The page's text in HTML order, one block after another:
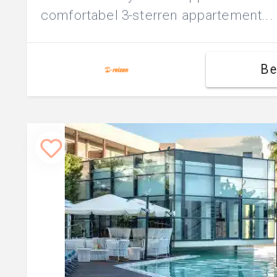
comfortabel 3-sterren appartement...